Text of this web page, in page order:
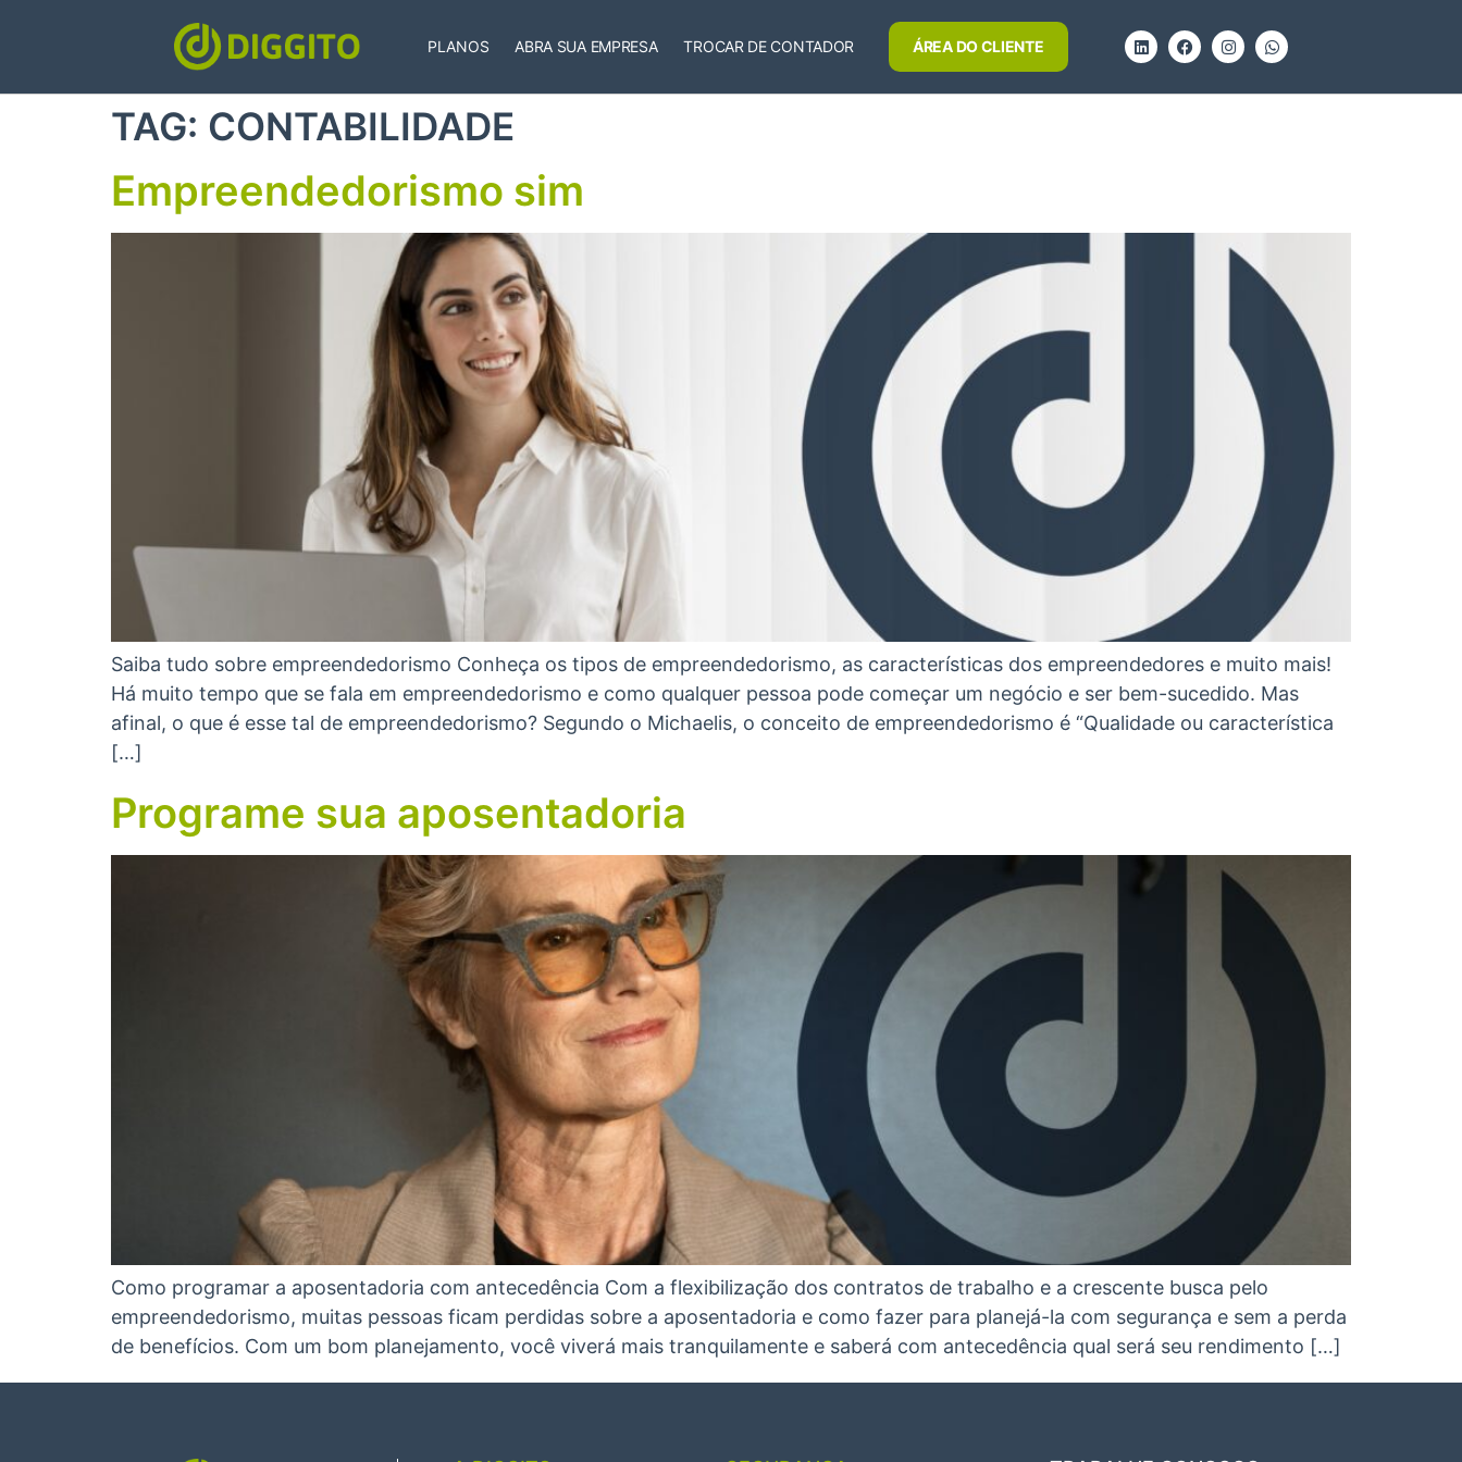
PLANOS ABRA SUA EMPRESA TROCAR DE CONTADOR ÁREA DO CLIENTE
TAG: CONTABILIDADE
Empreendedorismo sim
Saiba tudo sobre empreendedorismo Conheça os tipos de empreendedorismo, as características dos empreendedores e muito mais!
Há muito tempo que se fala em empreendedorismo e como qualquer pessoa pode começar um negócio e ser bem-sucedido. Mas
afinal, o que é esse tal de empreendedorismo? Segundo o Michaelis, o conceito de empreendedorismo é “Qualidade ou característica
[…]
Programe sua aposentadoria
Como programar a aposentadoria com antecedência Com a flexibilização dos contratos de trabalho e a crescente busca pelo
empreendedorismo, muitas pessoas ficam perdidas sobre a aposentadoria e como fazer para planejá-la com segurança e sem a perda
de benefícios. Com um bom planejamento, você viverá mais tranquilamente e saberá com antecedência qual será seu rendimento […]